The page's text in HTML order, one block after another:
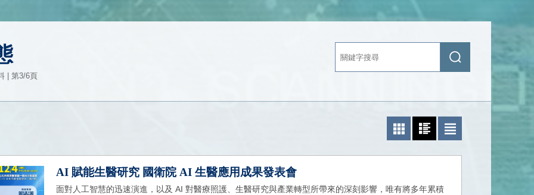
| 第3/6頁
關
字
搜
送
AI 賦能生醫研究 國衛院 AI 生醫應用成果發表會
面對人工智慧的迅速演進，以及 AI 對醫療照護、生醫研究與產業轉型所帶來的深刻影響，唯有將多年累積